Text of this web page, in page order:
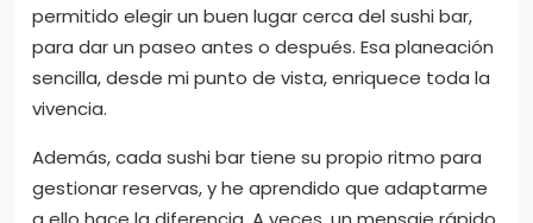
permitido elegir un buen lugar cerca del sushi bar,
para dar un paseo antes o después. Esa planeación
sencilla, desde mi punto de vista, enriquece toda la
vivencia.
Además, cada sushi bar tiene su propio ritmo para
gestionar reservas, y he aprendido que adaptarme